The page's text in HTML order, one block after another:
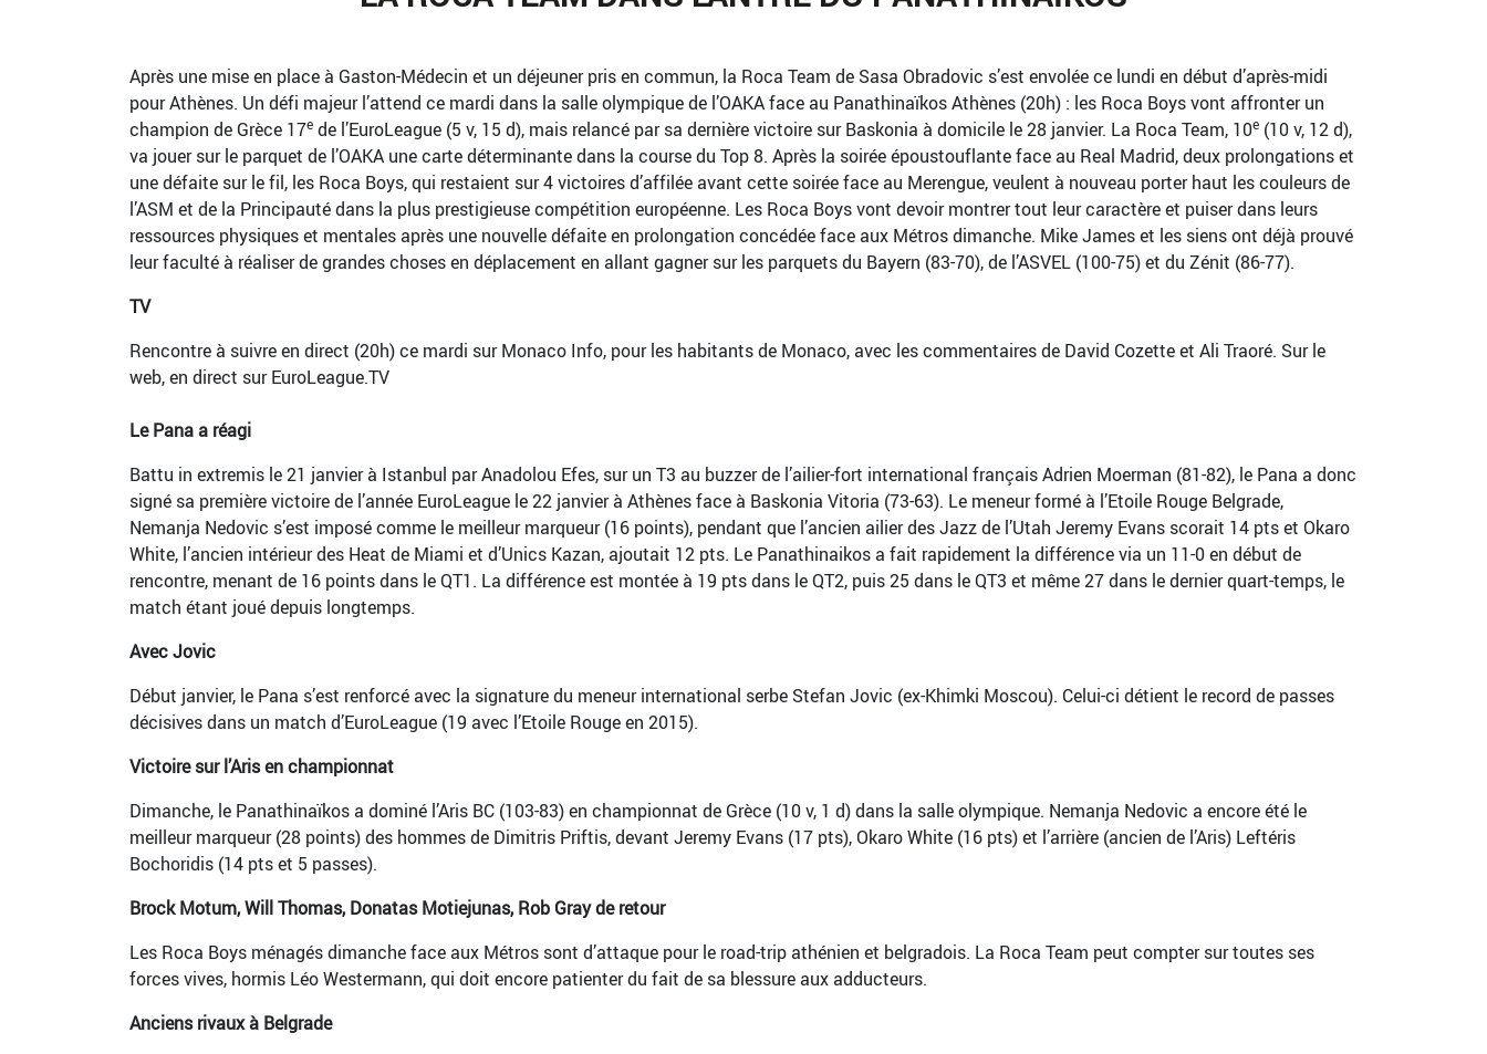
Après une mise en place à Gaston-Médecin et un déjeuner pris en commun, la Roca Team de Sasa Obradovic s’est envolée ce lundi en début d’après-midi
pour Athènes. Un défi majeur l’attend ce mardi dans la salle olympique de l’OAKA face au Panathinaïkos Athènes (20h) : les Roca Boys vont affronter un
champion de Grèce 17e de l’EuroLeague (5 v, 15 d), mais relancé par sa dernière victoire sur Baskonia à domicile le 28 janvier. La Roca Team, 10e (10 v, 12 d),
va jouer sur le parquet de l’OAKA une carte déterminante dans la course du Top 8. Après la soirée époustouflante face au Real Madrid, deux prolongations et
une défaite sur le fil, les Roca Boys, qui restaient sur 4 victoires d’affilée avant cette soirée face au Merengue, veulent à nouveau porter haut les couleurs de
l’ASM et de la Principauté dans la plus prestigieuse compétition européenne. Les Roca Boys vont devoir montrer tout leur caractère et puiser dans leurs
ressources physiques et mentales après une nouvelle défaite en prolongation concédée face aux Métros dimanche. Mike James et les siens ont déjà prouvé
leur faculté à réaliser de grandes choses en déplacement en allant gagner sur les parquets du Bayern (83-70), de l’ASVEL (100-75) et du Zénit (86-77).
TV
Rencontre à suivre en direct (20h) ce mardi sur Monaco Info, pour les habitants de Monaco, avec les commentaires de David Cozette et Ali Traoré. Sur le
web, en direct sur EuroLeague.TV
Le Pana a réagi
Battu in extremis le 21 janvier à Istanbul par Anadolou Efes, sur un T3 au buzzer de l’ailier-fort international français Adrien Moerman (81-82), le Pana a donc
signé sa première victoire de l’année EuroLeague le 22 janvier à Athènes face à Baskonia Vitoria (73-63). Le meneur formé à l’Etoile Rouge Belgrade,
Nemanja Nedovic s’est imposé comme le meilleur marqueur (16 points), pendant que l’ancien ailier des Jazz de l’Utah Jeremy Evans scorait 14 pts et Okaro
White, l’ancien intérieur des Heat de Miami et d’Unics Kazan, ajoutait 12 pts. Le Panathinaikos a fait rapidement la différence via un 11-0 en début de
rencontre, menant de 16 points dans le QT1. La différence est montée à 19 pts dans le QT2, puis 25 dans le QT3 et même 27 dans le dernier quart-temps, le
match étant joué depuis longtemps.
Avec Jovic
Début janvier, le Pana s’est renforcé avec la signature du meneur international serbe Stefan Jovic (ex-Khimki Moscou). Celui-ci détient le record de passes
décisives dans un match d’EuroLeague (19 avec l’Etoile Rouge en 2015).
Victoire sur l’Aris en championnat
Dimanche, le Panathinaïkos a dominé l’Aris BC (103-83) en championnat de Grèce (10 v, 1 d) dans la salle olympique. Nemanja Nedovic a encore été le
meilleur marqueur (28 points) des hommes de Dimitris Priftis, devant Jeremy Evans (17 pts), Okaro White (16 pts) et l’arrière (ancien de l’Aris) Leftéris
Bochoridis (14 pts et 5 passes).
Brock Motum, Will Thomas, Donatas Motiejunas, Rob Gray de retour
Les Roca Boys ménagés dimanche face aux Métros sont d’attaque pour le road-trip athénien et belgradois. La Roca Team peut compter sur toutes ses
forces vives, hormis Léo Westermann, qui doit encore patienter du fait de sa blessure aux adducteurs.
Anciens rivaux à Belgrade